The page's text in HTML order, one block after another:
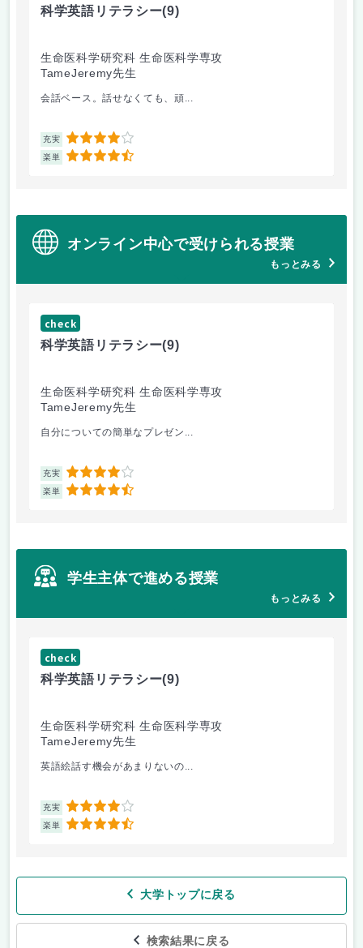
科学英語リテラシー(9)
生命医科学研究科 生命医科学専攻
TameJeremy先生
会話ベース。話せなくても、頑...
充実 4
楽単 4.5
オンライン中心で受けられる授業
もっとみる
check
科学英語リテラシー(9)
生命医科学研究科 生命医科学専攻
TameJeremy先生
自分についての簡単なプレゼン...
充実 4
楽単 4.5
学生主体で進める授業
もっとみる
check
科学英語リテラシー(9)
生命医科学研究科 生命医科学専攻
TameJeremy先生
英語絵話す機会があまりないの...
充実 4
楽単 4.5
大学トップに戻る
検索結果に戻る